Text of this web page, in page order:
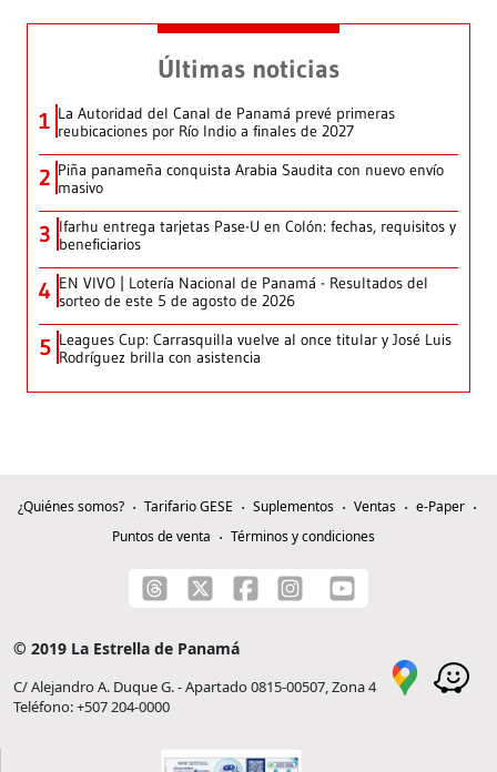
Últimas noticias
1 La Autoridad del Canal de Panamá prevé primeras
reubicaciones por Río Indio a finales de 2027
2 Piña panameña conquista Arabia Saudita con nuevo envío
masivo
3 Ifarhu entrega tarjetas Pase-U en Colón: fechas, requisitos y
beneficiarios
4 EN VIVO | Lotería Nacional de Panamá - Resultados del
sorteo de este 5 de agosto de 2026
5 Leagues Cup: Carrasquilla vuelve al once titular y José Luis
Rodríguez brilla con asistencia
¿Quiénes somos? Tarifario GESE Suplementos Ventas
e-Paper
Puntos de venta
Términos y condiciones
© 2019 La Estrella de Panamá
C/ Alejandro A. Duque G. - Apartado 0815-00507, Zona 4
Teléfono: +507 204-0000